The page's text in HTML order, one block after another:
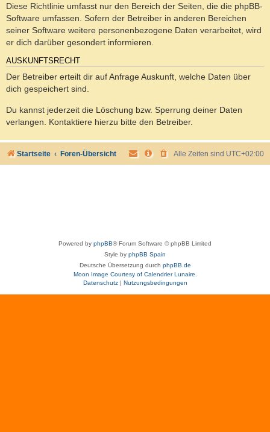
Diese Richtlinie umfasst nur den Bereich der Seiten, die die phpBB-
Software umfassen. Sofern der Betreiber in anderen Bereichen
seiner Software weitere personenbezogene Daten verarbeitet, wird
er dich darüber gesondert informieren.
AUSKUNFTSRECHT
Der Betreiber erteilt dir auf Anfrage Auskunft, welche Daten über
dich gespeichert sind.
Du kannst jederzeit die Löschung bzw. Sperrung deiner Daten
verlangen. Kontaktiere hierzu bitte den Betreiber.
Startseite Foren-Übersicht Alle Zeiten sind UTC+02:00
Powered by phpBB® Forum Software © phpBB Limited
Style by phpBB Spain
Deutsche Übersetzung durch phpBB.de
Moon Image Courtesy of Calendrier Lunaire.
Datenschutz| Nutzungsbedingungen